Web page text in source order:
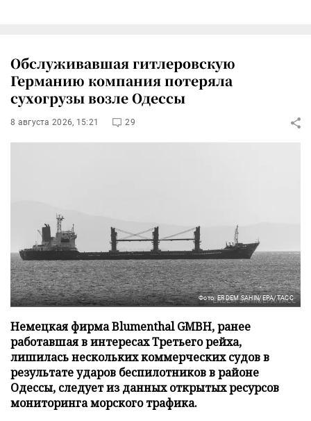
Обслуживавшая гитлеровскую
Германию компания потеряла
сухогрузы возле Одессы
8 августа 2026, 15:21 29
Фото: ERDEM SAHIN/EPA/ТАСС
Немецкая фирма Blumenthal GMBH, ранее
работавшая в интересах Третьего рейха,
лишилась нескольких коммерческих судов в
результате ударов беспилотников в районе
Одессы, следует из данных открытых ресурсов
мониторинга морского трафика.